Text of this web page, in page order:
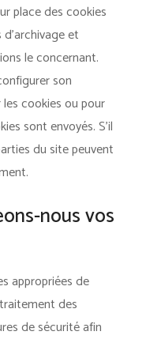
place des cookies
et
le concernant.
son
cookies ou pour
sont envoyés. S’il
du site peuvent
nous vos
appropriées de
des
de sécurité afin